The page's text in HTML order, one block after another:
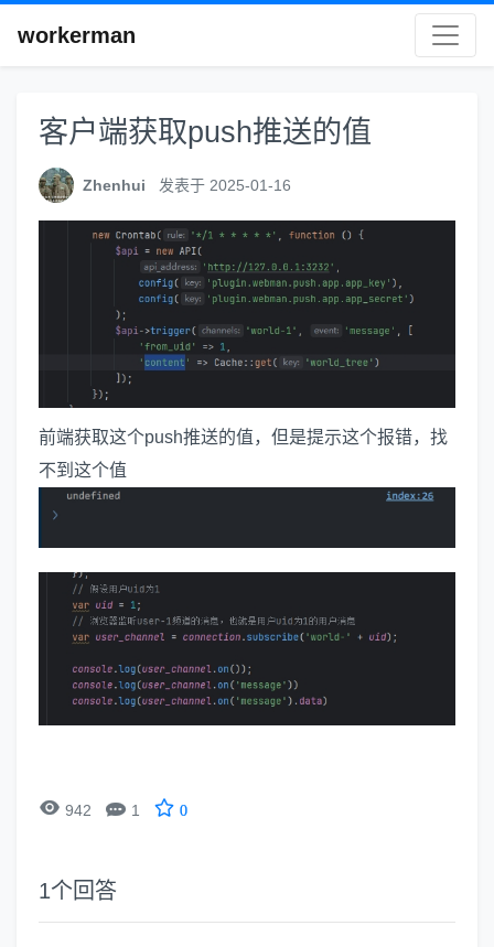
workerman
客户端获取push推送的值
Zhenhui 发表于 2025-01-16
前端获取这个push推送的值，但是提示这个报错，找
不到这个值
 942  1 0
1个回答